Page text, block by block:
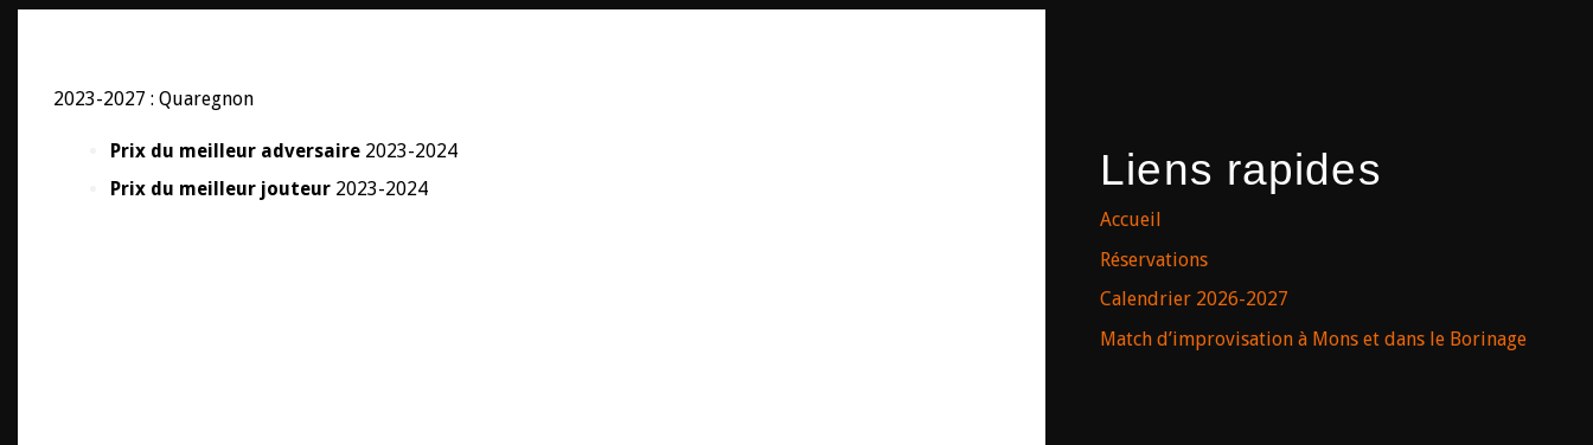
2023-2027 : Quaregnon
Prix du meilleur adversaire 2023-2024
Prix du meilleur jouteur 2023-2024 Liens rapides
Accueil
Réservations
Calendrier 2026-2027
Match d’improvisation à Mons et dans le Borinage